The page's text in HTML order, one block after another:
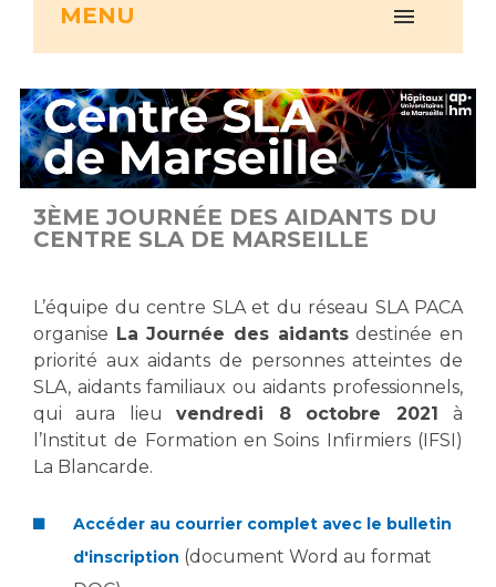
Vous accompagnez, vous rendez visite à un patient
Vous allez être hospitalisé(e)
Vous avez un examen d'imagerie ou de radiologie
à réaliser
Vous avez une analyse à réaliser
Vous venez en consultation
myaphm, votre espace santé en ligne
Infos COVID-19
Vivre ensemble à l'hôpital
Culture à l'hôpital
Laïcité et cultes
Les associations
Livret d'accueil
Transports sanitaires
Vos droits, vos devoirs
Emplois médicaux
Espace Formation
Étudiants hospitaliers
Emplois techniques et médico-techniques
Emplois divers
Stages paramédicaux
Chercheurs
La recherche clinique à l'AP-HM
Écoles et Instituts de Formation
MENU
3ÈME JOURNÉE DES AIDANTS DU
CENTRE SLA DE MARSEILLE
L’équipe du centre SLA et du réseau SLA PACA
organise La Journée des aidantsdestinée en
priorité aux aidants de personnes atteintes de
SLA, aidants familiaux ou aidants professionnels,
qui aura lieuvendredi 8 octobre 2021à
l’Institut de Formation en Soins Infirmiers (IFSI)
La Blancarde.
Accéder au courrier complet avec le bulletin
d'inscription (document Word au format